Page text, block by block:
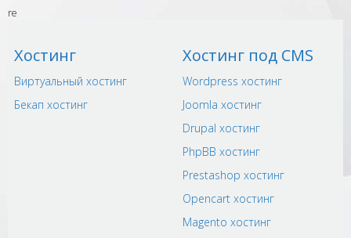
re
Хостинг
Виртуальный хостинг
Бекап хостинг
Хостинг под CMS
Wordpress хостинг
Joomla хостинг
Drupal хостинг
PhpBB хостинг
Prestashop хостинг
Opencart хостинг
Magento хостинг